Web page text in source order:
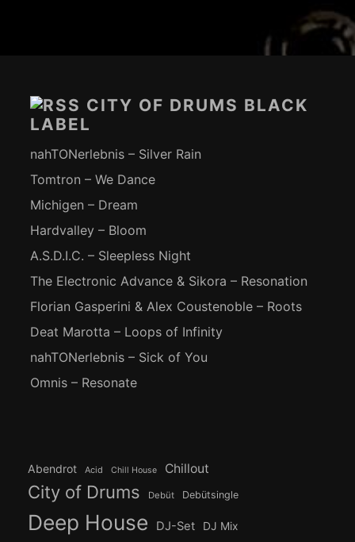
CITY OF DRUMS BLACK
LABEL
nahTONerlebnis – Silver Rain
Tomtron – We Dance
Michigen – Dream
Hardvalley – Bloom
A.S.D.I.C. – Sleepless Night
The Electronic Advance & Sikora – Resonation
Florian Gasperini & Alex Coustenoble – Roots
Deat Marotta – Loops of Infinity
nahTONerlebnis – Sick of You
Omnis – Resonate
Abendrot Acid Chill House Chillout
City of Drums Debüt Debütsingle
Deep House DJ-Set DJ Mix